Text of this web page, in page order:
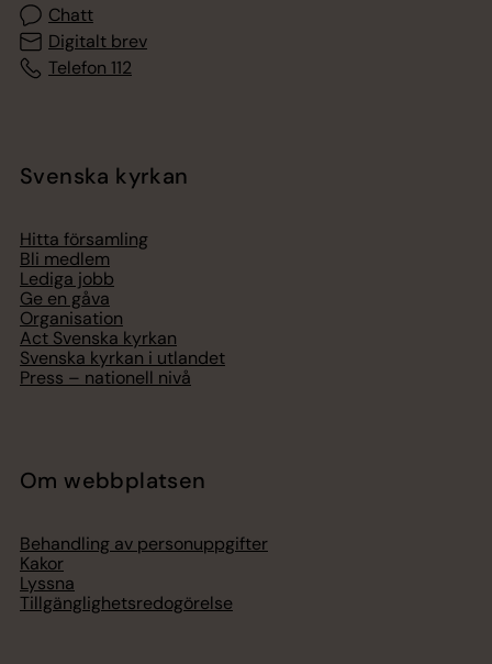
Chatt
Digitalt brev
Telefon 112
Svenska kyrkan
Hitta församling
Bli medlem
Lediga jobb
Ge en gåva
Organisation
Act Svenska kyrkan
Svenska kyrkan i utlandet
Press – nationell nivå
Om webbplatsen
Behandling av personuppgifter
Kakor
Lyssna
Tillgänglighetsredogörelse